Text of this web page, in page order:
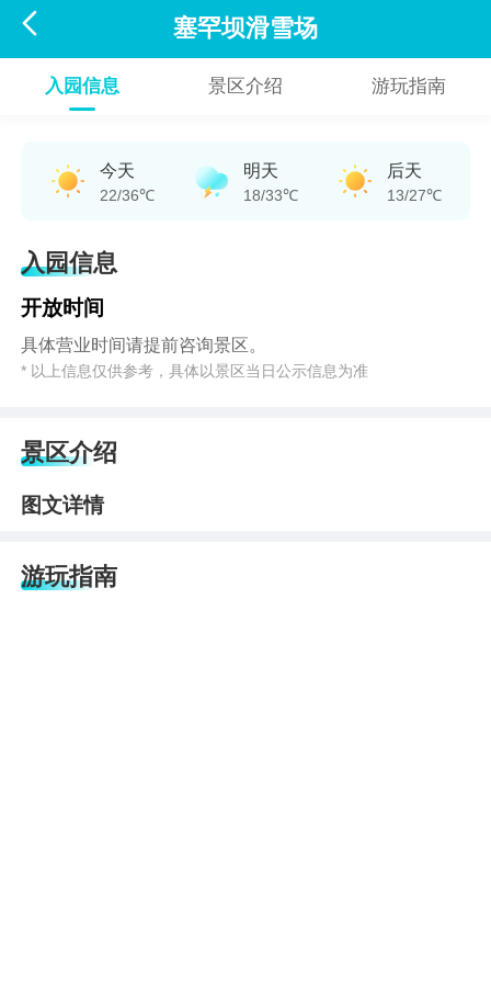
 塞罕坝滑雪场
入园信息 景区介绍 游玩指南
今天
22/36℃
明天
18/33℃
后天
13/27℃
入园信息
开放时间
具体营业时间请提前咨询景区。
* 以上信息仅供参考，具体以景区当日公示信息为准
景区介绍
图文详情
游玩指南